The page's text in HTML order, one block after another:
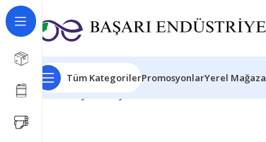
Tüm KategorilerPromosyonlarYerel Mağaza
Ana Sayfa Kimyasal Ürünleri